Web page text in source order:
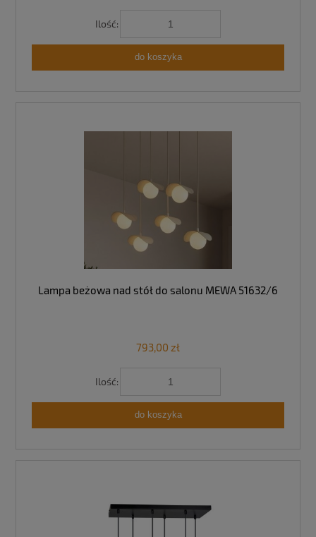
Ilość:
do koszyka
Lampa beżowa nad stół do salonu MEWA 51632/6
793,00 zł
Ilość:
do koszyka